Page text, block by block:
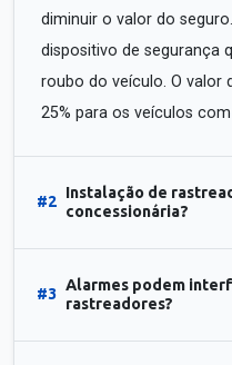
diminuir o valor do
dispositivo de segurança
roubo do veículo. O valor
25% para os veículos
#2
Instalação de
concessionária?
#3
Alarmes podem
rastreadores?